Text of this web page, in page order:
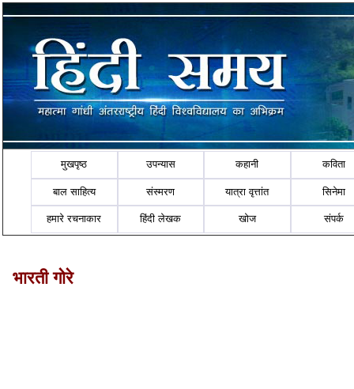
मुखपृष्ठ उपन्यास कहानी कविता
बाल साहित्य संस्मरण यात्रा वृत्तांत सिनेमा
हमारे रचनाकार हिंदी लेखक खोज संपर्क
भारती गोरे